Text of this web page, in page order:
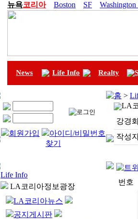
뉴욕코리아 Boston SF
News Life Info Realty
회원가입
아이디/비밀번호
찾기
Life Info
LA코리아정보광장
LA코리아뉴스
공지게시판
홈 >
LA
강경
작성
번호